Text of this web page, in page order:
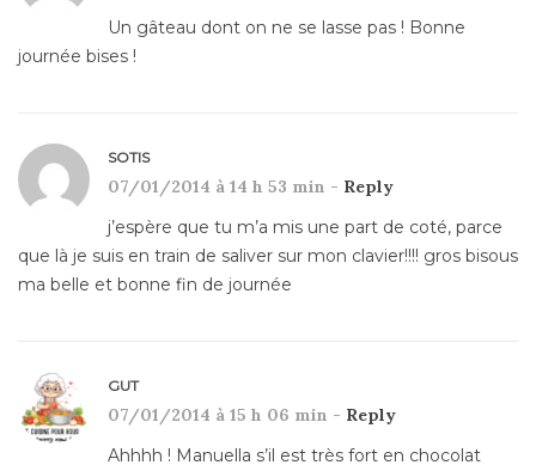
Un gâteau dont on ne se lasse pas ! Bonne
journée bises !
SOTIS
07/01/2014 à 14 h 53 min - Reply
j’espère que tu m’a mis une part de coté, parce
que là je suis en train de saliver sur mon clavier!!!! gros bisous
ma belle et bonne fin de journée
GUT
07/01/2014 à 15 h 06 min - Reply
Ahhhh ! Manuella s’il est très fort en chocolat